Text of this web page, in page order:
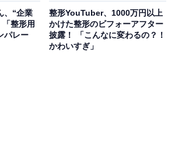
、“企業
整形用
パレー
整形YouTuber、1000万円以上
かけた整形のビフォーアフター
披露！ 「こんなに変わるの？！
かわいすぎ」